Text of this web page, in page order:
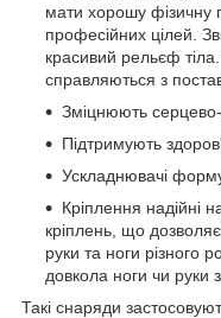
мати хорошу фізичну
професійних цілей.
красивий рельєф
справляються з
Зміцнюють
Підтримують
Ускладнювачі
Кріплення надійні
кріплень, що
руки та ноги різного
довкола ноги чи руки
Такі снаряди